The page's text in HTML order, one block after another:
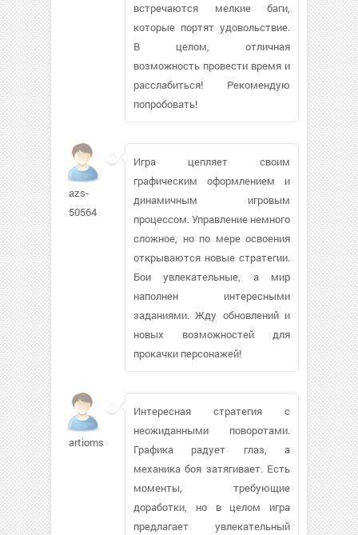
встречаются мелкие баги,
которые портят удовольствие.
В целом, отличная
возможность провести время и
расслабиться! Рекомендую
попробовать!
azs-
50564
Игра цепляет своим
графическим оформлением и
динамичным игровым
процессом. Управление немного
сложное, но по мере освоения
открываются новые стратегии.
Бои увлекательные, а мир
наполнен интересными
заданиями. Жду обновлений и
новых возможностей для
прокачки персонажей!
artiomstar
Интересная стратегия с
неожиданными поворотами.
Графика радует глаз, а
механика боя затягивает. Есть
моменты, требующие
доработки, но в целом игра
предлагает увлекательный